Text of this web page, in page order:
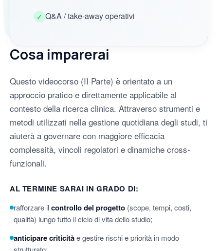
✓ Q&A / take-away operativi
Cosa imparerai
Questo videocorso (II Parte) è orientato a un
approccio pratico e direttamente applicabile al
contesto della ricerca clinica. Attraverso strumenti e
metodi utilizzati nella gestione quotidiana degli studi, ti
aiuterà a governare con maggiore efficacia
complessità, vincoli regolatori e dinamiche cross-
funzionali.
AL TERMINE SARAI IN GRADO DI:
rafforzare ilcontrollo del progetto (scope, tempi, costi,
qualità) lungo tutto il ciclo di vita dello studio;
anticipare criticitàe gestire rischi e priorità in modo